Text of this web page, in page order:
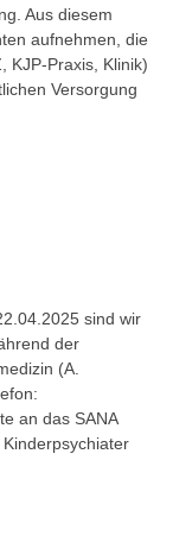
Aus diesem
aufnehmen, die
KJP-Praxis, Klinik)
Versorgung
sind wir
der
(A.
an das SANA